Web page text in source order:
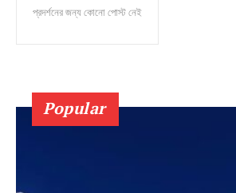
প্রদর্শনের জন্য কোনো পোস্ট নেই
Popular